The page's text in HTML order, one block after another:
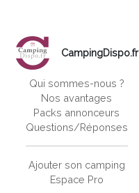
CampingDispo.fr
Qui sommes-nous ?
Nos avantages
Packs annonceurs
Questions/Réponses
Ajouter son camping
Espace Pro